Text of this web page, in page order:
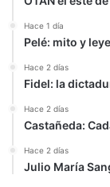
Hace 1 día
Pelé: mito y
Hace 2 días
Fidel: la
Hace 2 días
Castañeda:
Hace 2 días
Julio María